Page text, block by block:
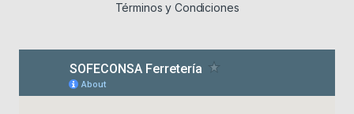
Términos y Condiciones